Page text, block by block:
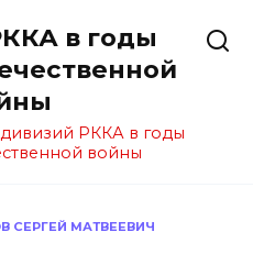
в годы
РККА в годы
войны
СЕРГЕЙ МАТВЕЕВИЧ